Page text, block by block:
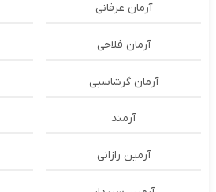
آرمان عرفانی
آرمان فلاحی
آرمان گرشاسبی
آرمند
آرمین رازانی